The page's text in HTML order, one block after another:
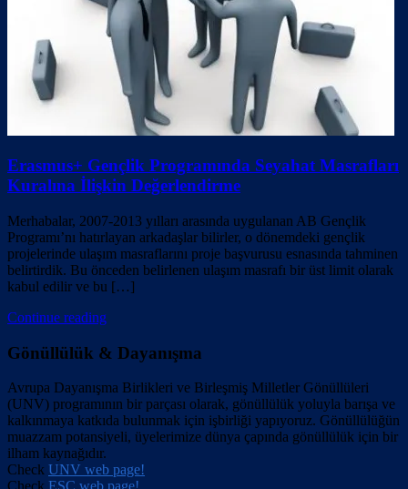
Erasmus+ Gençlik Programında Seyahat Masrafları
Kuralına İlişkin Değerlendirme
Merhabalar, 2007-2013 yılları arasında uygulanan AB Gençlik
Programı’nı hatırlayan arkadaşlar bilirler, o dönemdeki gençlik
projelerinde ulaşım masraflarını proje başvurusu esnasında tahminen
belirtirdik. Bu önceden belirlenen ulaşım masrafı bir üst limit olarak
kabul edilir ve bu […]
Continue reading
Gönüllülük & Dayanışma
Avrupa Dayanışma Birlikleri ve Birleşmiş Milletler Gönüllüleri
(UNV) programının bir parçası olarak, gönüllülük yoluyla barışa ve
kalkınmaya katkıda bulunmak için işbirliği yapıyoruz. Gönüllülüğün
muazzam potansiyeli, üyelerimize dünya çapında gönüllülük için bir
ilham kaynağıdır.
Check UNV web page!